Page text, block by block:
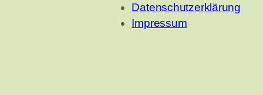
Datenschutzerklärung
Impressum